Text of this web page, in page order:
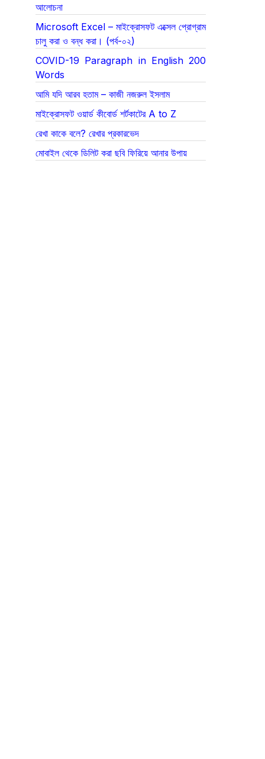
আলোচনা
Microsoft Excel – মাইক্রোসফট এক্সেল প্রোগ্রাম
চালু করা ও বন্ধ করা। (পর্ব-০২)
COVID-19 Paragraph in English 200
Words
আমি যদি আরব হতাম – কাজী নজরুল ইসলাম
মাইক্রোসফট ওয়ার্ড কীবোর্ড শর্টকাটের A to Z
রেখা কাকে বলে? রেখার প্রকারভেদ
মোবাইল থেকে ডিলিট করা ছবি ফিরিয়ে আনার উপায়